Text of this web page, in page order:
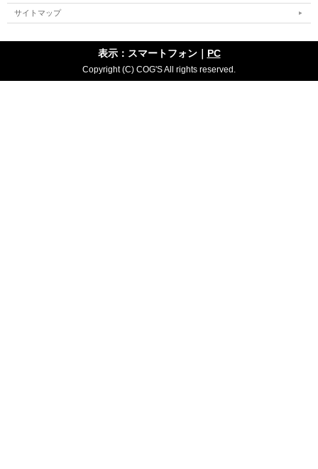
サイトマップ
表示：スマートフォン｜ PC
Copyright (C) COG'S All rights reserved.